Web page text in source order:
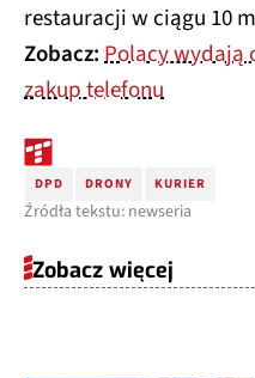
restauracji w ciągu 10
Zobacz:Polacy wydają
zakup telefonu
DPD DRONY KURIER
Źródła tekstu: newseria
Zobacz więcej